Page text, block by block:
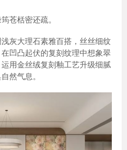
苍栝密还疏。
大理石素雅百搭，丝丝细纹
凹凸起伏的复刻纹理中想象翠
用金丝绒复刻釉工艺升级细腻
然气息。